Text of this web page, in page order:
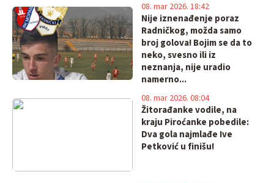
Nije iznenađenje poraz
Radničkog, možda samo
broj golova! Bojim se da to
neko, svesno ili iz
neznanja, nije uradio
namerno...
08. mar 2026. 18:42
Žitorađanke vodile, na
kraju Piroćanke pobedile:
Dva gola najmlađe Ive
Petković u finišu!
08. mar 2026. 08:04